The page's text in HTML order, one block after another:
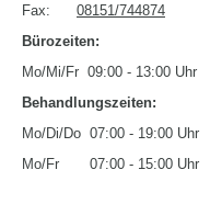
Fax: 08151/744874
Bürozeiten:
Mo/Mi/Fr 09:00 - 13:00 Uhr
Behandlungszeiten:
Mo/Di/Do 07:00 - 19:00 Uhr
Mo/Fr 07:00 - 15:00 Uhr